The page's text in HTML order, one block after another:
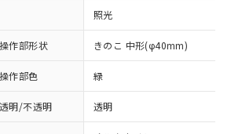
照光
操作部形状 きのこ 中形(φ40mm)
操作部色 緑
透明/不透明 透明